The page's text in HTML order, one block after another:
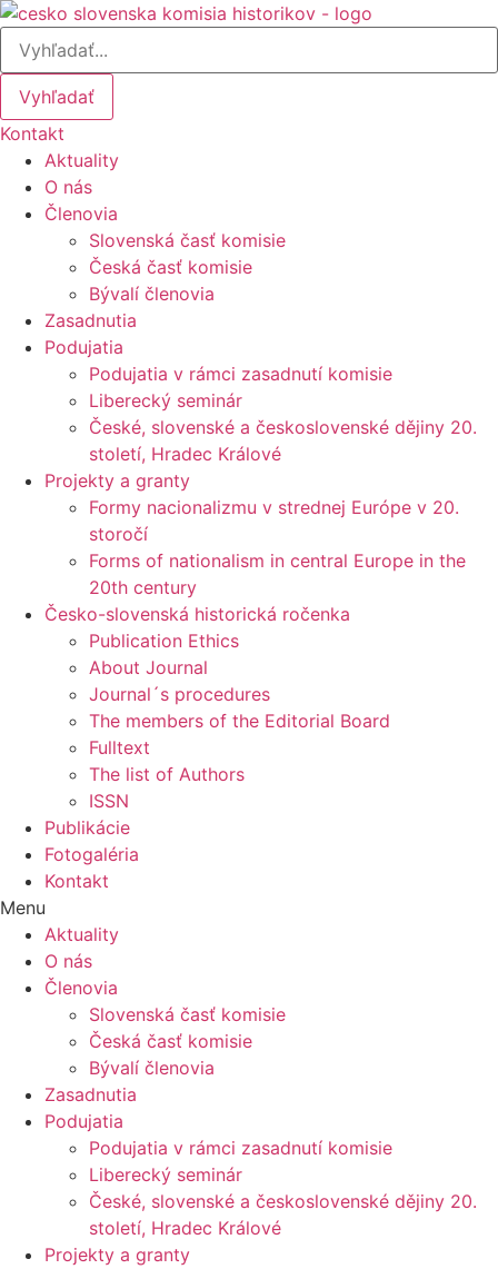
Preskočiť
obsah
Vyhľadať
Kontakt
Aktuality
O nás
Členovia
Slovenská časť komisie
Česká časť komisie
Bývalí členovia
Zasadnutia
Podujatia
Podujatia v rámci zasadnutí komisie
Liberecký seminár
České, slovenské a československé dějiny 20.
století, Hradec Králové
Projekty a granty
Formy nacionalizmu v strednej Európe v 20.
storočí
Forms of nationalism in central Europe in the
20th century
Česko-slovenská historická ročenka
Publication Ethics
About Journal
Journal´s procedures
The members of the Editorial Board
Fulltext
The list of Authors
ISSN
Publikácie
Fotogaléria
Kontakt
Menu
Aktuality
O nás
Členovia
Slovenská časť komisie
Česká časť komisie
Bývalí členovia
Zasadnutia
Podujatia
Podujatia v rámci zasadnutí komisie
Liberecký seminár
České, slovenské a československé dějiny 20.
století, Hradec Králové
Projekty a granty